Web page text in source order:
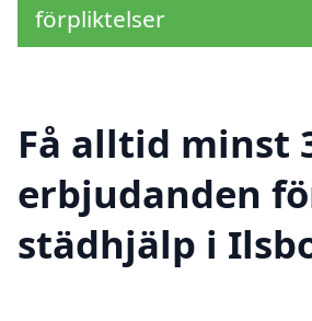
förpliktelser
Få alltid minst
erbjudanden
städhjälp i